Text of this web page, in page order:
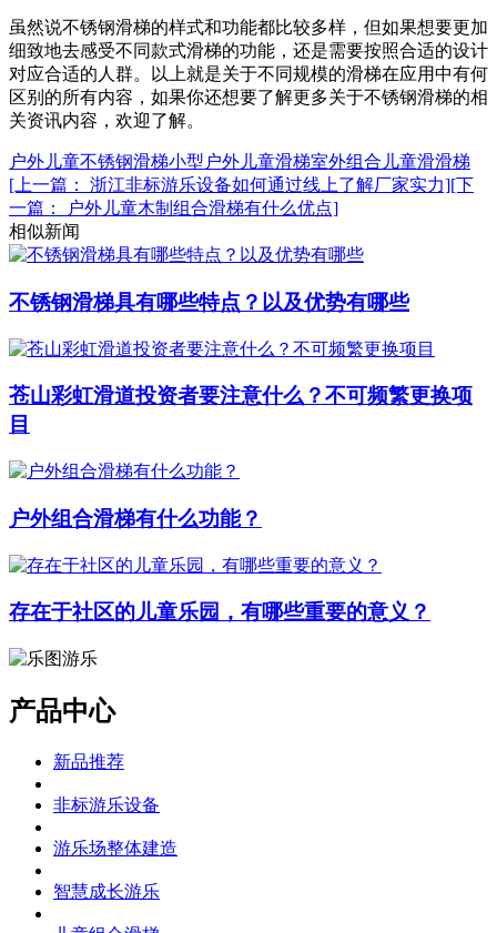
虽然说不锈钢滑梯的样式和功能都比较多样，但如果想要更加
细致地去感受不同款式滑梯的功能，还是需要按照合适的设计
对应合适的人群。以上就是关于不同规模的滑梯在应用中有何
区别的所有内容，如果你还想要了解更多关于不锈钢滑梯的相
关资讯内容，欢迎了解。
户外儿童不锈钢滑梯小型户外儿童滑梯室外组合儿童滑滑梯
[上一篇： 浙江非标游乐设备如何通过线上了解厂家实力][下
一篇： 户外儿童木制组合滑梯有什么优点]
相似新闻
不锈钢滑梯具有哪些特点？以及优势有哪些
苍山彩虹滑道投资者要注意什么？不可频繁更换项
目
户外组合滑梯有什么功能？
存在于社区的儿童乐园，有哪些重要的意义？
产品中心
新品推荐
非标游乐设备
游乐场整体建造
智慧成长游乐